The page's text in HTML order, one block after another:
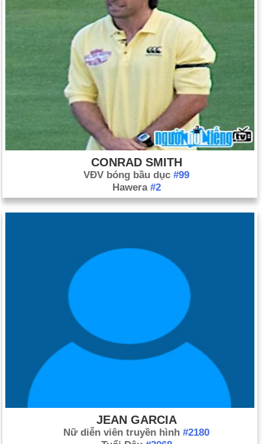
CONRAD SMITH
VĐV bóng bầu dục #99
Hawera #2
JEAN GARCIA
Nữ diễn viên truyền hình #2180